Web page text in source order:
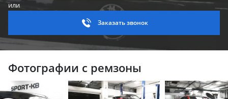
или
Заказать звонок
Фотографии с ремзоны